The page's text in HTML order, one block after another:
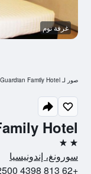
Hotel
2 نجمتين
سورونغ، إندونيسيا
+62 813 4398 2500
غرفة نوم
صور لـ Guardian Family Hotel